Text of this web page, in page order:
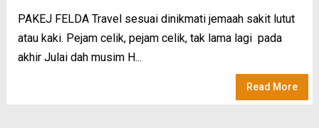
PAKEJ FELDA Travel sesuai dinikmati jemaah sakit lutut
atau kaki. Pejam celik, pejam celik, tak lama lagi pada
akhir Julai dah musim H...
Read More